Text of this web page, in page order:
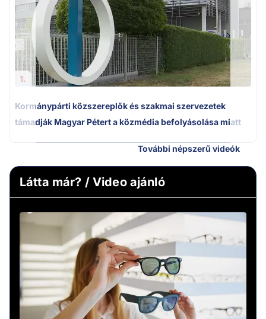
1.
Kormánypárti közszereplők és szakmai szervezetek
támadják Magyar Pétert a közmédia befolyásolása miatt
További népszerű videók
Látta már? / Video ajánló